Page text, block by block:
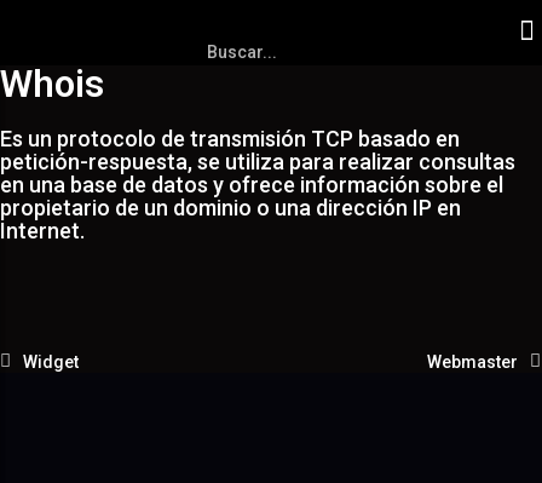
Whois
Es un protocolo de transmisión TCP basado en
petición-respuesta, se utiliza para realizar consultas
en una base de datos y ofrece información sobre el
propietario de un dominio o una dirección IP en
Internet.
Widget Webmaster